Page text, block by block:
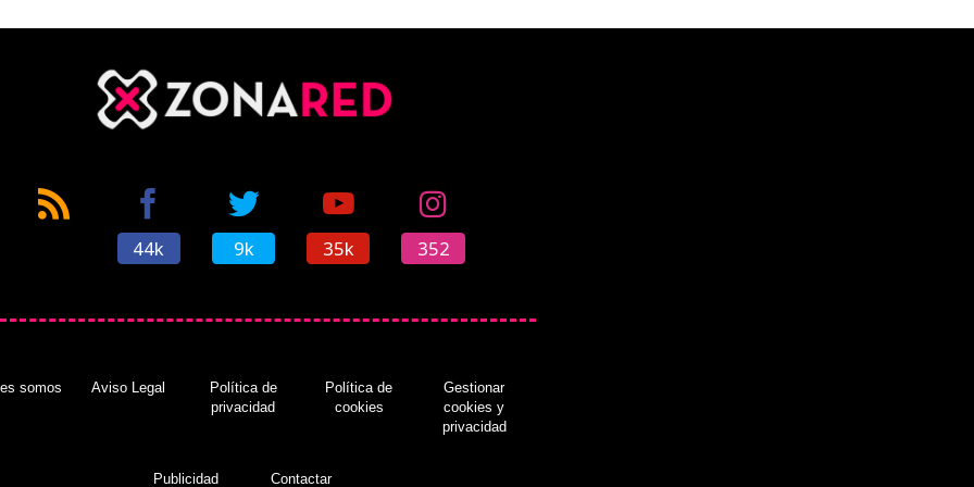
44k 9k 35k 352
somos Aviso Legal
Política de
privacidad
Política de
cookies
Gestionar
cookies y
privacidad
Publicidad Contactar